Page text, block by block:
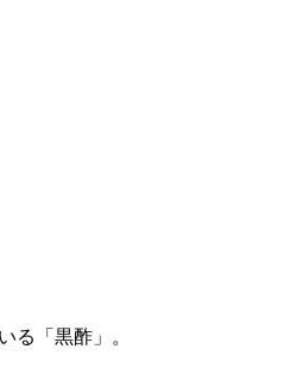
る「黒酢」。